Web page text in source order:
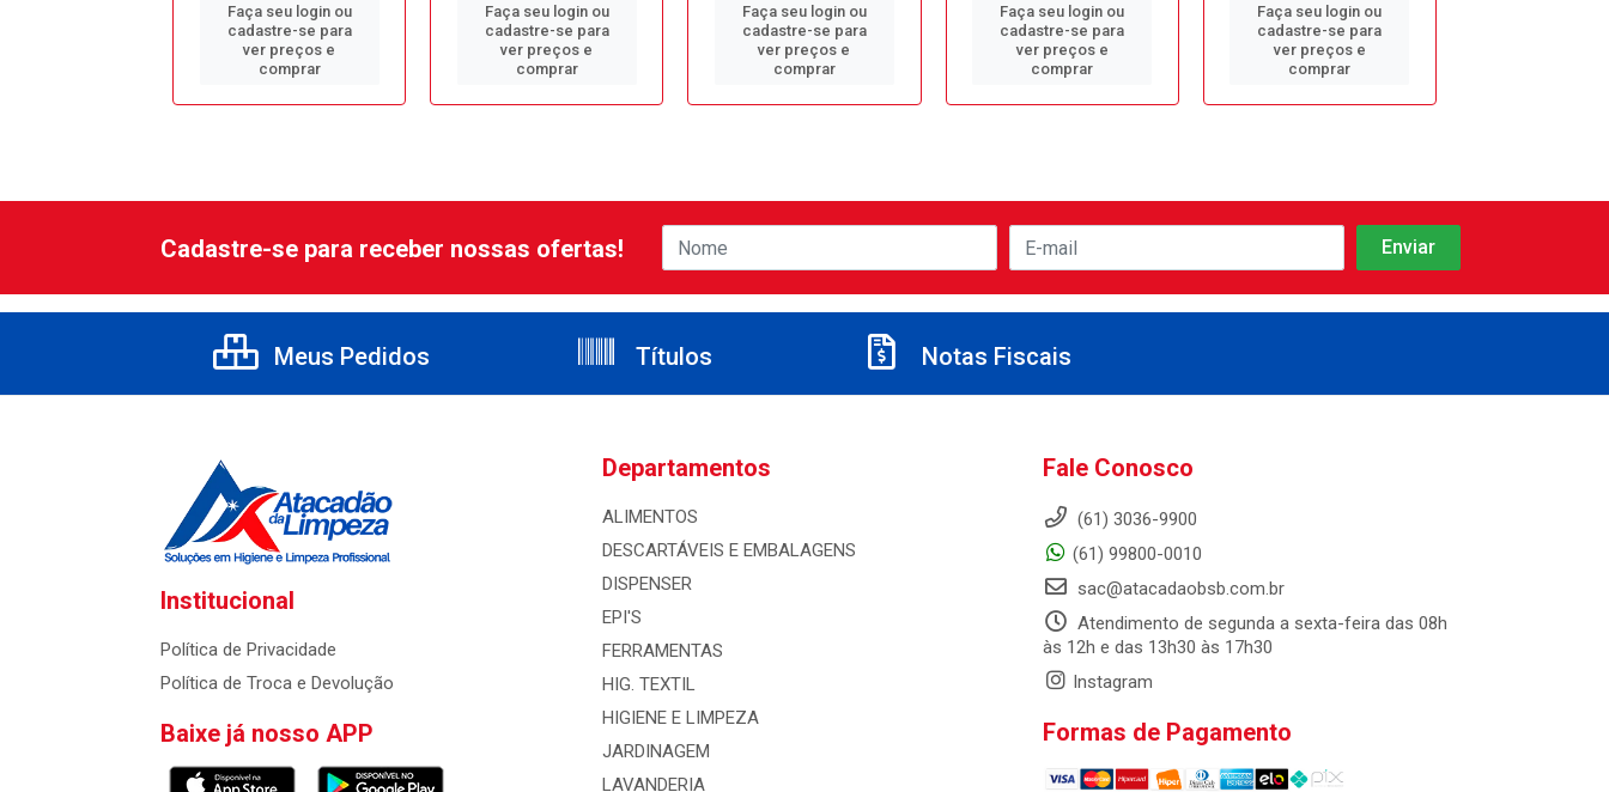
Faça seu login ou
cadastre-se para
ver preços e
comprar
Faça seu login ou
cadastre-se para
ver preços e
comprar
Faça seu login ou
cadastre-se para
ver preços e
comprar
Faça seu login ou
cadastre-se para
ver preços e
comprar
Faça seu login ou
cadastre-se para
ver preços e
comprar
Cadastre-se para receber nossas ofertas!
Meus Pedidos Títulos Notas Fiscais
Institucional
Política de Privacidade
Política de Troca e Devolução
Baixe já nosso APP
Departamentos
ALIMENTOS
DESCARTÁVEIS E EMBALAGENS
DISPENSER
EPI'S
FERRAMENTAS
HIG. TEXTIL
HIGIENE E LIMPEZA
JARDINAGEM
LAVANDERIA
Fale Conosco
(61) 3036-9900
(61) 99800-0010
sac@atacadaobsb.com.br
Atendimento de segunda a sexta-feira das 08h
às 12h e das 13h30 às 17h30
Instagram
Formas de Pagamento